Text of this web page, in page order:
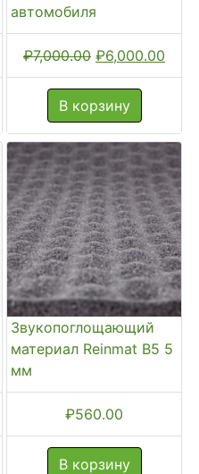
автомобиля
₽7,000.00
цена
составляла
₽7,000.00.
₽6,000.00
В корзину
Звукопоглощающий
материал Reinmat B5 5
мм
₽560.00
В корзину